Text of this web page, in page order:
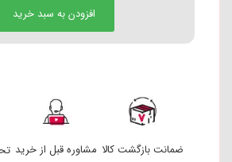
افزودن به سبد خرید
ضمانت بازگشت کالا مشاوره قبل از خرید